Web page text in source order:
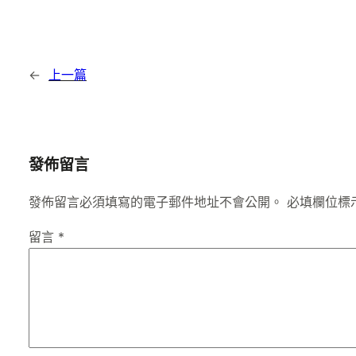
← 上一篇
發佈留言
發佈留言必須填寫的電子郵件地址不會公開。 必填欄位
留言 *